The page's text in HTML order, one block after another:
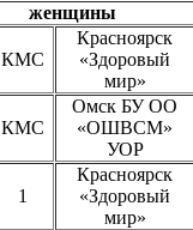
женщины
КМС
Красноярск
«Здоровый
мир»
КМС
Омск БУ ОО
«ОШВСМ»
УОР
1
Красноярск
«Здоровый
мир»